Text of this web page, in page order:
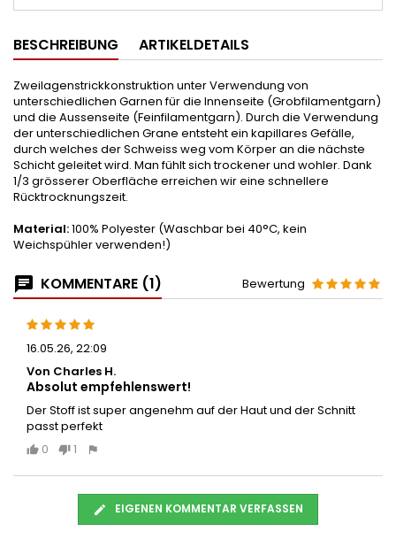
BESCHREIBUNG ARTIKELDETAILS
Zweilagenstrickkonstruktion unter Verwendung von
unterschiedlichen Garnen für die Innenseite (Grobfilamentgarn)
und die Aussenseite (Feinfilamentgarn). Durch die Verwendung
der unterschiedlichen Grane entsteht ein kapillares Gefälle,
durch welches der Schweiss weg vom Körper an die nächste
Schicht geleitet wird. Man fühlt sich trockener und wohler. Dank
1/3 grösserer Oberfläche erreichen wir eine schnellere
Rücktrocknungszeit.
Material:100% Polyester (Waschbar bei 40°C, kein
Weichspühler verwenden!)
KOMMENTARE (1) Bewertung
16.05.26, 22:09
Von Charles H.
Absolut empfehlenswert!
Der Stoff ist super angenehm auf der Haut und der Schnitt
passt perfekt
0
1
EIGENEN KOMMENTAR VERFASSEN